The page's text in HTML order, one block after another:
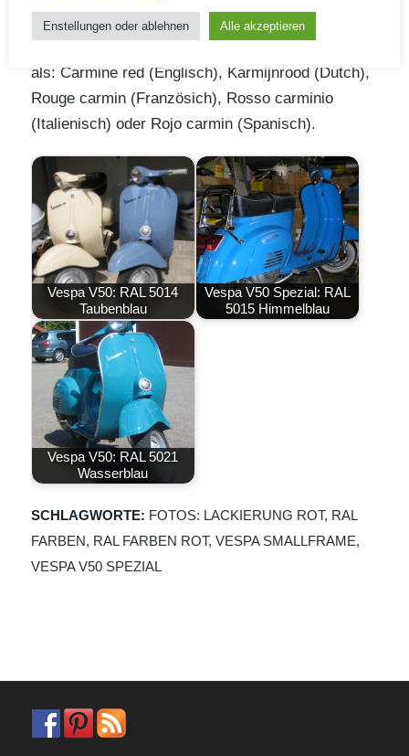
als: Carmine red (Englisch), Karmijnrood (Dutch),
Rouge carmin (Französich), Rosso carminio
(Italienisch) oder Rojo carmin (Spanisch).
Vespa V50: RAL 5014
Taubenblau
Vespa V50 Spezial: RAL
5015 Himmelblau
Vespa V50: RAL 5021
Wasserblau
SCHLAGWORTE: FOTOS: LACKIERUNG ROT, RAL
FARBEN, RAL FARBEN ROT, VESPA SMALLFRAME,
VESPA V50 SPEZIAL
Enstellungen oder ablehnen Alle akzeptieren